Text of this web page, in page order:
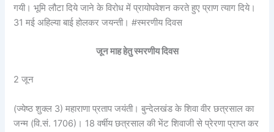
गयी। भूमि लौटा दिये जाने के विरोध में प्रायोपवेशन करते हुए प्राण त्याग दिये।
31 मई अहिल्या बाई होलकर जयन्ती। #स्मरणीय दिवस
जून माह हेतु स्मरणीय दिवस
2 जून
(ज्येष्ठ शुक्ल 3) महाराणा प्रताप जयंती। बुन्देलखंड के शिवा वीर छत्रसाल का
जन्म (वि.सं. 1706)। 18 वर्षीय छत्रसाल की भेंट शिवाजी से प्रेरणा प्राप्त कर